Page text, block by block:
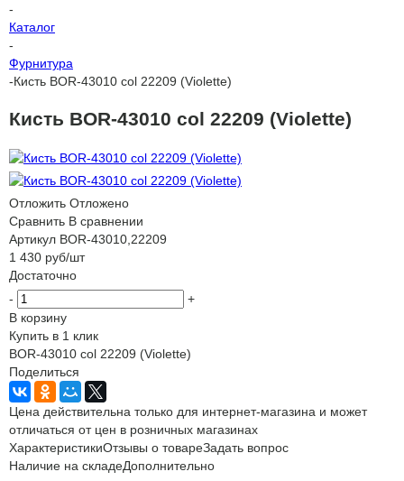
-
Каталог
-
Фурнитура
-Кисть BOR-43010 col 22209 (Violette)
Кисть BOR-43010 col 22209 (Violette)
Отложить Отложено
Сравнить В сравнении
Артикул BOR-43010,22209
1 430 руб/шт
Достаточно
-
+
В корзину
Купить в 1 клик
BOR-43010 col 22209 (Violette)
Поделиться
Цена действительна только для интернет-магазина и может
отличаться от цен в розничных магазинах
ХарактеристикиОтзывы о товареЗадать вопрос
Наличие на складеДополнительно